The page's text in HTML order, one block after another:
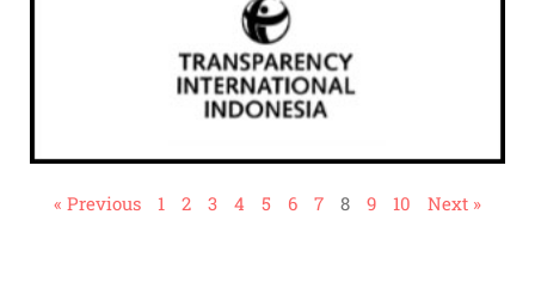
« Previous 1 2 3 4 5 6 7 8 9 10 Next »